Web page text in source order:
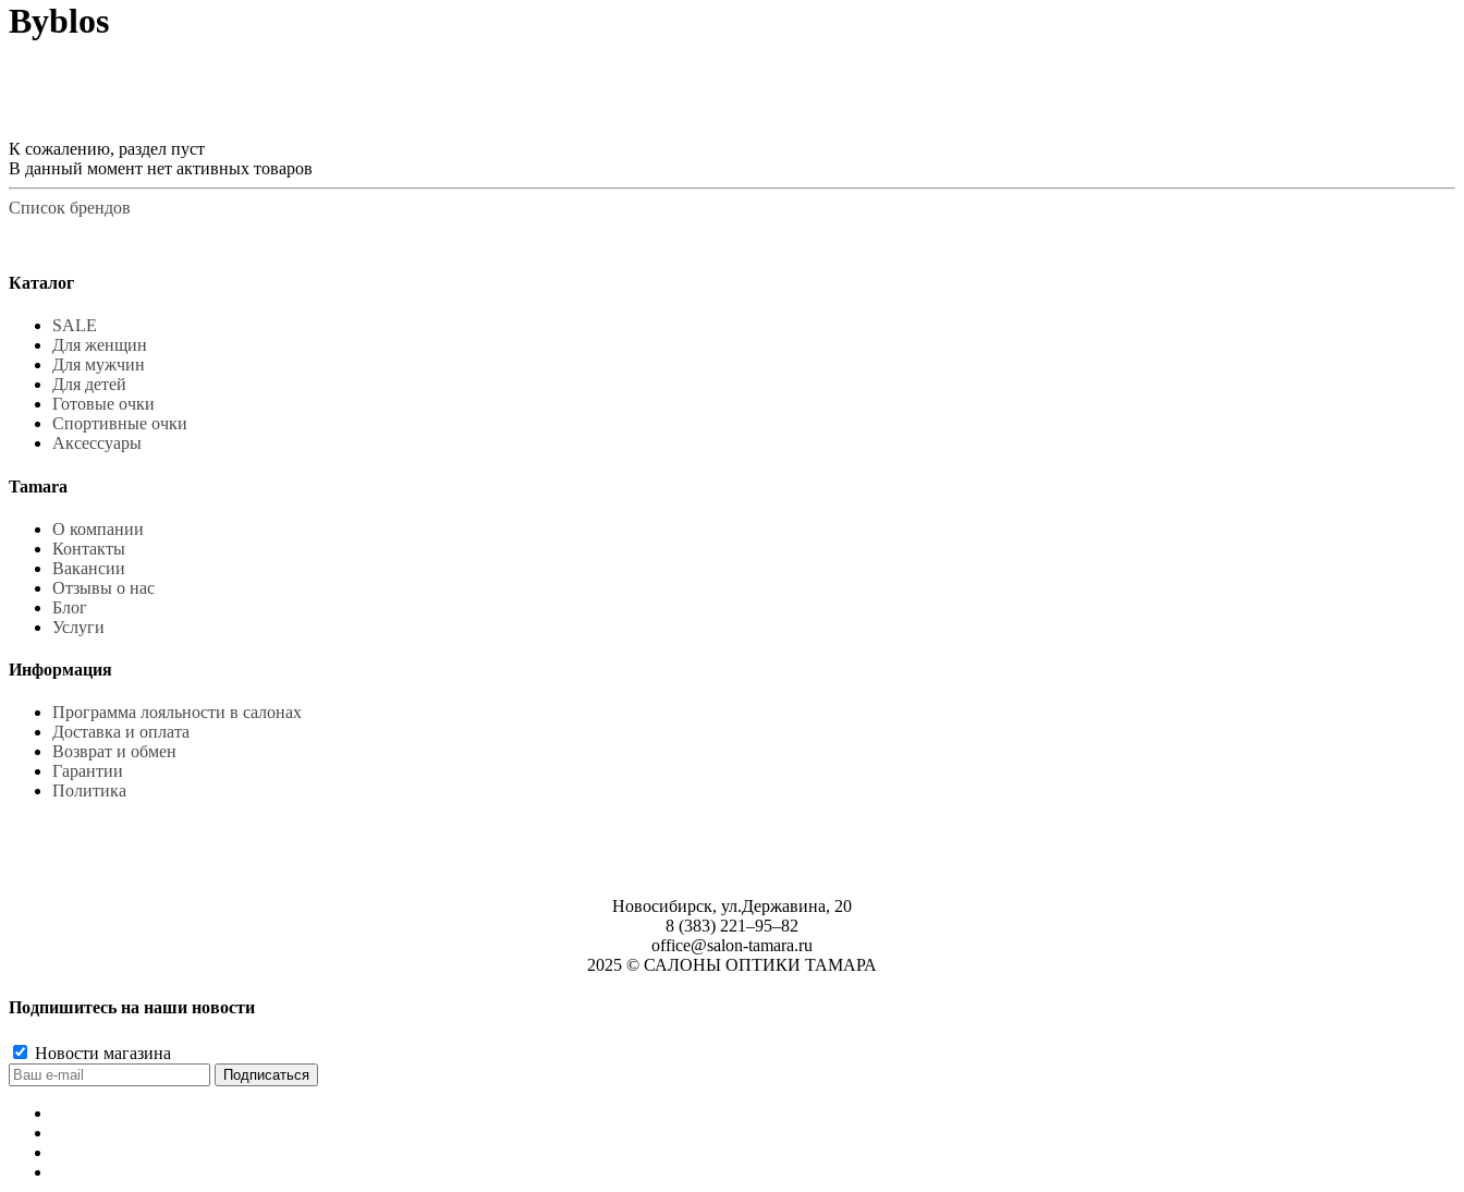
Byblos
К сожалению, раздел пуст
В данный момент нет активных товаров
Список брендов
Каталог
SALE
Для женщин
Для мужчин
Для детей
Готовые очки
Спортивные очки
Аксессуары
Tamara
О компании
Контакты
Вакансии
Отзывы о нас
Блог
Услуги
Информация
Программа лояльности в салонах
Доставка и оплата
Возврат и обмен
Гарантии
Политика
Новосибирск, ул.Державина, 20
8 (383) 221‒95‒82
office@salon-tamara.ru
2025 © САЛОНЫ ОПТИКИ ТАМАРА
Подпишитесь на наши новости
Новости магазина